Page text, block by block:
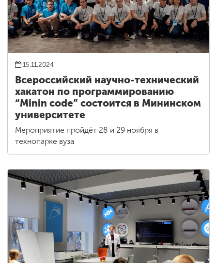
15.11.2024
Всероссийский научно-технический
хакатон по программированию
“Minin code” состоится в Мининском
университете
Мероприятие пройдёт 28 и 29 ноября в
технопарке вуза